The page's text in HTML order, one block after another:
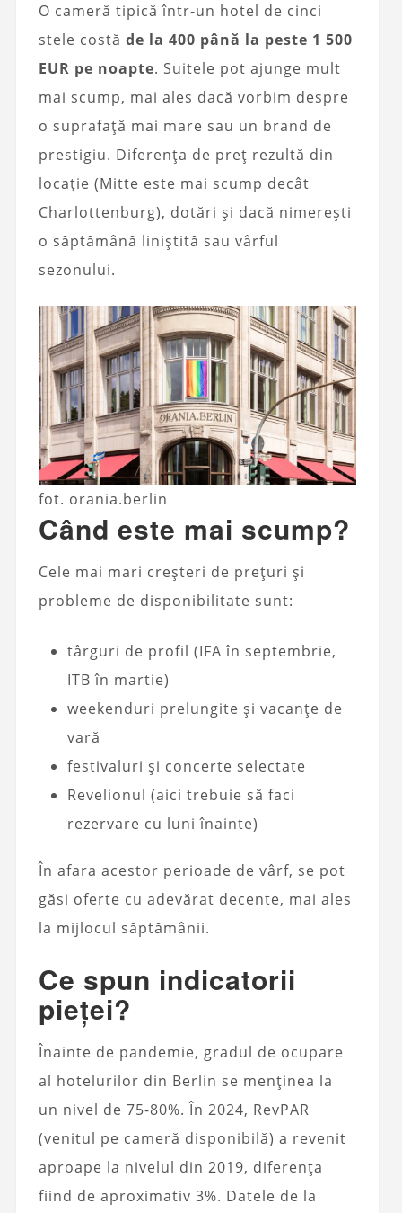
O cameră tipică într-un hotel de cinci
stele costă de la 400 până la peste 1 500
EUR pe noapte. Suitele pot ajunge mult
mai scump, mai ales dacă vorbim despre
o suprafață mai mare sau un brand de
prestigiu. Diferența de preț rezultă din
locație (Mitte este mai scump decât
Charlottenburg), dotări și dacă nimerești
o săptămână liniștită sau vârful
sezonului.
fot. orania.berlin
Când este mai scump?
Cele mai mari creșteri de prețuri și
probleme de disponibilitate sunt:
târguri de profil (IFA în septembrie,
ITB în martie)
weekenduri prelungite și vacanțe de
vară
festivaluri și concerte selectate
Revelionul (aici trebuie să faci
rezervare cu luni înainte)
În afara acestor perioade de vârf, se pot
găsi oferte cu adevărat decente, mai ales
la mijlocul săptămânii.
Ce spun indicatorii
pieței?
Înainte de pandemie, gradul de ocupare
al hotelurilor din Berlin se menținea la
un nivel de 75-80%. În 2024, RevPAR
(venitul pe cameră disponibilă) a revenit
aproape la nivelul din 2019, diferența
fiind de aproximativ 3%. Datele de la